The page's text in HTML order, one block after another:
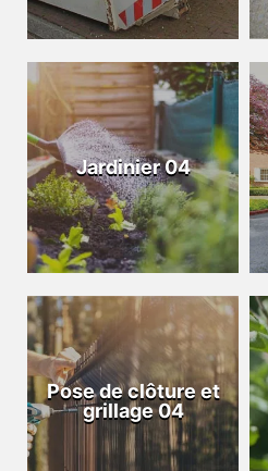
Jardinier 04
Pose de clôture et
grillage 04